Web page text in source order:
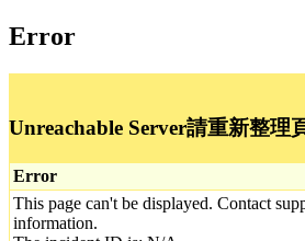
Error
Unreachable Server請重新整理
Error
This page can't be displayed. Contact
information.